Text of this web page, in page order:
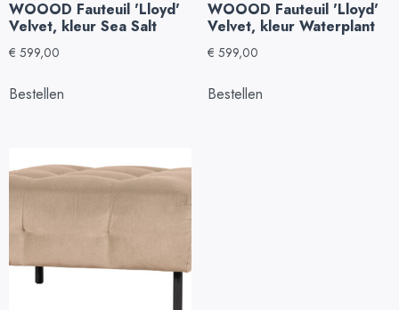
WOOOD Fauteuil 'Lloyd'
Velvet, kleur Sea Salt
€ 599,00
Bestellen
WOOOD Fauteuil 'Lloyd'
Velvet, kleur Waterplant
€ 599,00
Bestellen